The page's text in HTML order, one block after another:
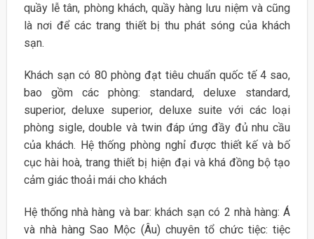
quầy lễ tân, phòng khách, quầy hàng lưu niệm và cũng
là nơi để các trang thiết bị thu phát sóng của khách
sạn.
Khách sạn có 80 phòng đạt tiêu chuẩn quốc tế 4 sao,
bao gồm các phòng: standard, deluxe standard,
superior, deluxe superior, deluxe suite với các loại
phòng sigle, double và twin đáp ứng đầy đủ nhu cầu
của khách. Hệ thống phòng nghỉ được thiết kế và bố
cục hài hoà, trang thiết bị hiện đại và khá đồng bộ tạo
cảm giác thoải mái cho khách
Hệ thống nhà hàng và bar: khách sạn có 2 nhà hàng: Á
và nhà hàng Sao Mộc (Âu) chuyên tổ chức tiệc: tiệc